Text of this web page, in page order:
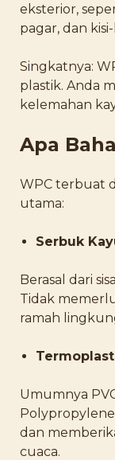
eksterior,
pagar, dan kisi-
Singkatnya:
plastik. Anda
kelemahan
Apa
WPC terbuat
utama:
Serbuk
Berasal dari
Tidak
ramah
Umumnya
dan
cuaca.